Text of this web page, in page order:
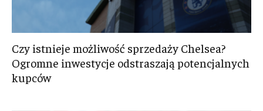
Czy istnieje możliwość sprzedaży Chelsea?
Ogromne inwestycje odstraszają potencjalnych
kupców